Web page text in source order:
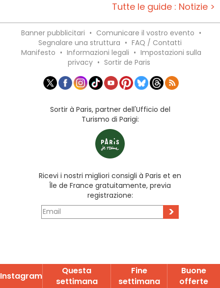
Tutte le guide : Notizie >
Banner pubblicitari • Comunicare il vostro evento •
Segnalare una struttura • FAQ / Contatti
Manifesto • Informazioni legali • Impostazioni sulla
privacy • Sortir de Paris
Sortir à Paris, partner dell'Ufficio del
Turismo di Parigi:
Ricevi i nostri migliori consigli à Paris et en
Île de France gratuitamente, previa
registrazione:
>
Instagram
Questa
settimana
Fine
settimana
Buone
offerte